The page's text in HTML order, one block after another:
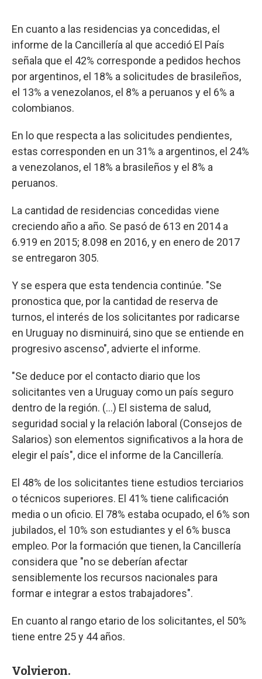
En cuanto a las residencias ya concedidas, el
informe de la Cancillería al que accedió El País
señala que el 42% corresponde a pedidos hechos
por argentinos, el 18% a solicitudes de brasileños,
el 13% a venezolanos, el 8% a peruanos y el 6% a
colombianos.
En lo que respecta a las solicitudes pendientes,
estas corresponden en un 31% a argentinos, el 24%
a venezolanos, el 18% a brasileños y el 8% a
peruanos.
La cantidad de residencias concedidas viene
creciendo año a año. Se pasó de 613 en 2014 a
6.919 en 2015; 8.098 en 2016, y en enero de 2017
se entregaron 305.
Y se espera que esta tendencia continúe. "Se
pronostica que, por la cantidad de reserva de
turnos, el interés de los solicitantes por radicarse
en Uruguay no disminuirá, sino que se entiende en
progresivo ascenso", advierte el informe.
"Se deduce por el contacto diario que los
solicitantes ven a Uruguay como un país seguro
dentro de la región. (...) El sistema de salud,
seguridad social y la relación laboral (Consejos de
Salarios) son elementos significativos a la hora de
elegir el país", dice el informe de la Cancillería.
El 48% de los solicitantes tiene estudios terciarios
o técnicos superiores. El 41% tiene calificación
media o un oficio. El 78% estaba ocupado, el 6% son
jubilados, el 10% son estudiantes y el 6% busca
empleo. Por la formación que tienen, la Cancillería
considera que "no se deberían afectar
sensiblemente los recursos nacionales para
formar e integrar a estos trabajadores".
En cuanto al rango etario de los solicitantes, el 50%
tiene entre 25 y 44 años.
Volvieron.